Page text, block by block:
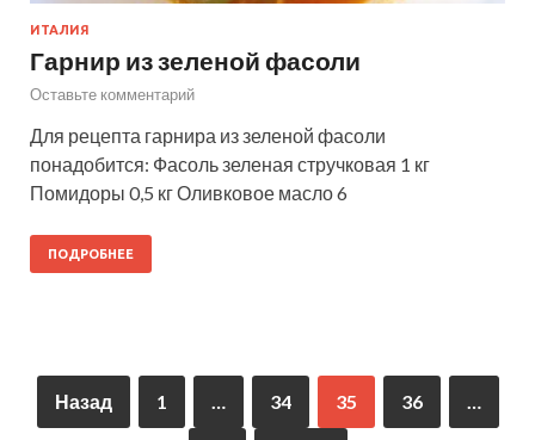
ИТАЛИЯ
Гарнир из зеленой фасоли
Оставьте комментарий
Для рецепта гарнира из зеленой фасоли
понадобится: Фасоль зеленая стручковая 1 кг
Помидоры 0,5 кг Оливковое масло 6
ПОДРОБНЕЕ
Назад 1 … 34 35 36 …